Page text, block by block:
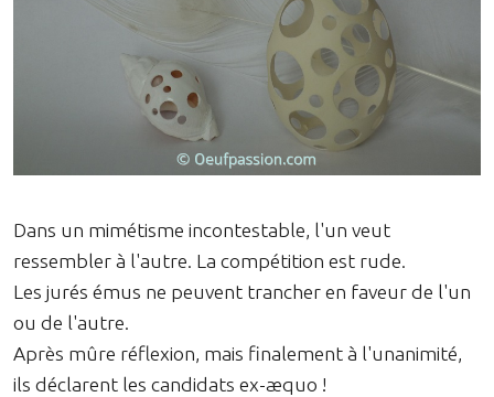
Dans un mimétisme incontestable, l'un veut
ressembler à l'autre. La compétition est rude.
Les jurés émus ne peuvent trancher en faveur de l'un
ou de l'autre.
Après mûre réflexion, mais finalement à l'unanimité,
ils déclarent les candidats ex-æquo !